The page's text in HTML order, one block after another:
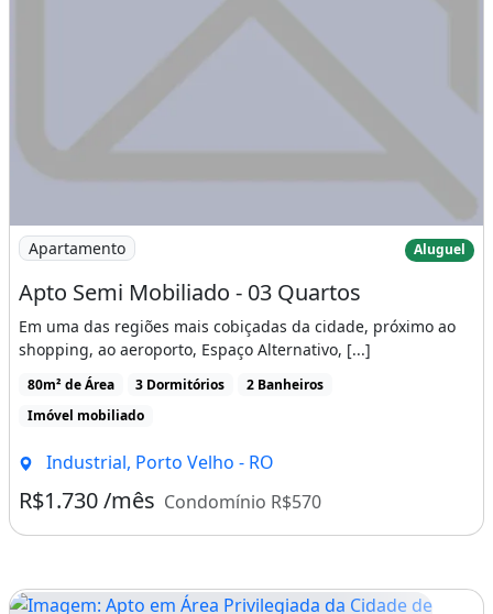
Imagem: Apto Semi Mobiliado - 03 Quartos
Apartamento Aluguel
Apto Semi Mobiliado - 03 Quartos
Em uma das regiões mais cobiçadas da cidade, próximo ao
shopping, ao aeroporto, Espaço Alternativo, [...]
80m² de Área 3 Dormitórios
2 Banheiros
Imóvel mobiliado
Industrial, Porto Velho - RO
R$1.730 /mês Condomínio R$570